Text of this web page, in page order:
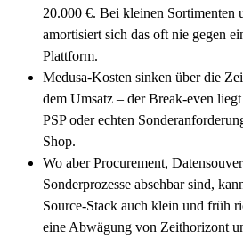
20.000 €. Bei kleinen Sortimenten
amortisiert sich das oft nie gegen
Plattform.
Medusa-Kosten sinken über die
dem Umsatz – der Break-even
PSP oder echten
Shop.
Wo aber Procurement,
Sonderprozesse absehbar sind,
Source-Stack auch klein und früh
eine Abwägung von Zeithorizont